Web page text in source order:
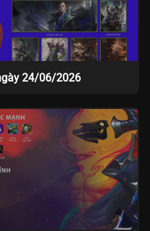
24/06/2026